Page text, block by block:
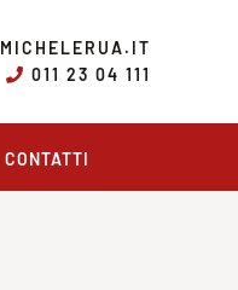
011 23 04 111
CONTATTI